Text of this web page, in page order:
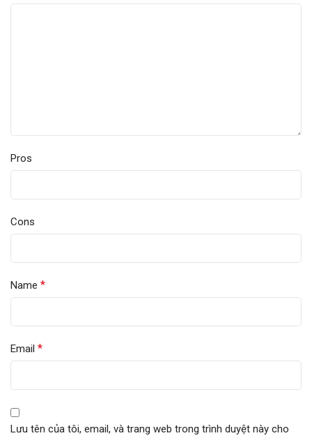
Pros
Cons
Name *
Email *
Lưu tên của tôi, email, và trang web trong trình duyệt này cho